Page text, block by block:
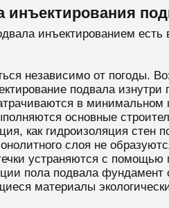
инъектированием
независимо от погоды.
подвала
в минимальном
основные
как гидроизоляция стен
слоя не
устраняются с
пола подвала фундамент
материалы